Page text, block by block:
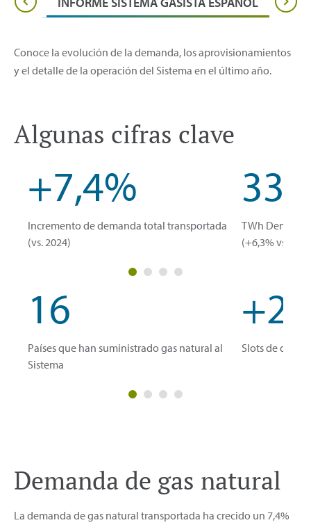
Conoce la evolución de la demanda, los aprovisionamientos
y el detalle de la operación del Sistema en el último año.
Algunas cifras clave
+7,4%
Incremento de demanda total transportada
(vs. 2024)
TWh
(+6,3% vs.
16
Países que han suministrado gas natural al
Sistema
Slots de
Demanda de gas natural
La demanda de gas natural transportada ha crecido un 7,4%